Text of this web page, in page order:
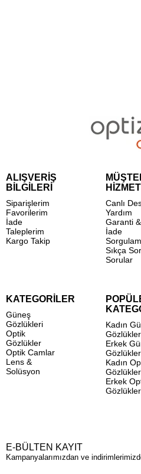
ALIŞVERİŞ
BİLGİLERİ
Siparişlerim
Favorilerim
İade
Taleplerim
Kargo Takip
Canlı
Yardım
Garanti &
İade
Sıkça
Sorular
KATEGORİLER
Güneş
Gözlükleri
Optik
Gözlükler
Optik Camlar
Lens &
Solüsyon
Kadın
Erkek
Kadın
Erkek
E-BÜLTEN KAYIT
Kampanyalarımızdan ve